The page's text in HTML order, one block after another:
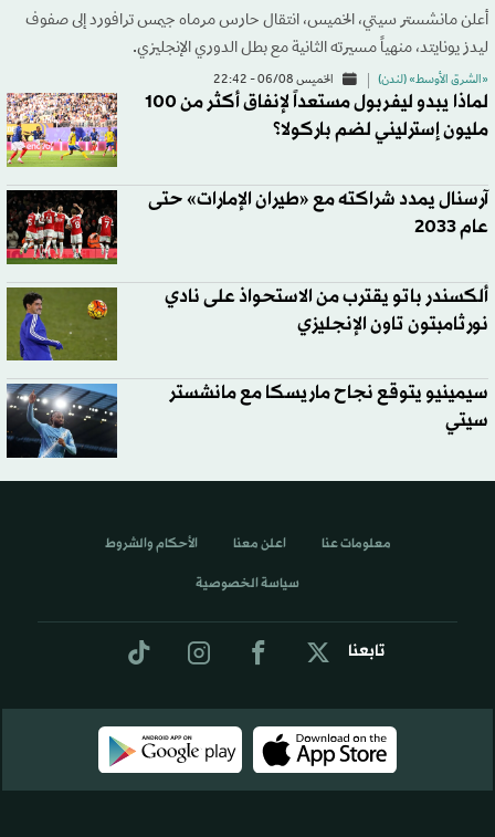
أعلن مانشستر سيتي، الخميس، انتقال حارس مرماه جيمس ترافورد إلى صفوف
ليدز يونايتد، منهياً مسيرته الثانية مع بطل الدوري الإنجليزي.
«الشرق الأوسط» (لندن) الخميس 06/08 - 22:42
لماذا يبدو ليفربول مستعداً لإنفاق أكثر من 100
مليون إسترليني لضم باركولا؟
آرسنال يمدد شراكته مع «طيران الإمارات» حتى
عام 2033
ألكسندر باتو يقترب من الاستحواذ على نادي
نورثامبتون تاون الإنجليزي
سيمينيو يتوقع نجاح ماريسكا مع مانشستر
سيتي
تابعنا
معلومات عنا اعلن معنا الأحكام والشروط
سياسة الخصوصية